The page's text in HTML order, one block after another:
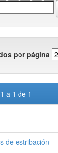
por página
a 1 de 1
de estribación